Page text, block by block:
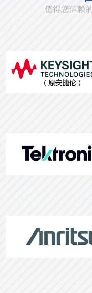
值得您信赖